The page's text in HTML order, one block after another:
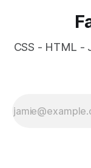
CSS - HTML -